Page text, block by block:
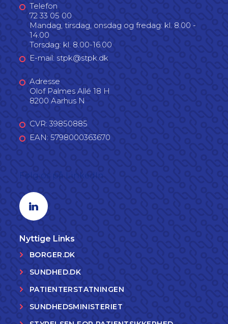
Telefon
72 33 05 00
Mandag, tirsdag, onsdag og fredag: kl. 8.00 -
14.00
Torsdag: kl. 8.00-16.00
E-mail: stpk@stpk.dk
Adresse
Olof Palmes Allé 18 H
8200 Aarhus N
CVR: 39850885
EAN: 5798000363670
Linkedin profil
Nyttige Links
BORGER.DK
SUNDHED.DK
PATIENTERSTATNINGEN
SUNDHEDSMINISTERIET